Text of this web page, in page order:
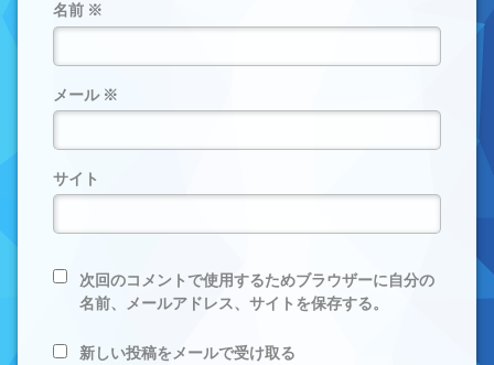
名前 ※
メール ※
サイト
次回のコメントで使用するためブラウザーに自分の
名前、メールアドレス、サイトを保存する。
新しい投稿をメールで受け取る